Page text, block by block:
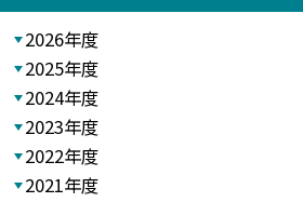
2026年度
2025年度
2024年度
2023年度
2022年度
2021年度